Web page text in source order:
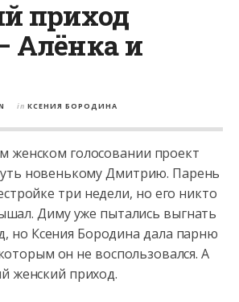
приход
Алёнка и
in КСЕНИЯ БОРОДИНА
женском голосовании проект
новенькому Дмитрию. Парень
три недели, но его никто
Диму уже пытались выгнать
но Ксения Бородина дала парню
он не воспользовался. А
женский приход.